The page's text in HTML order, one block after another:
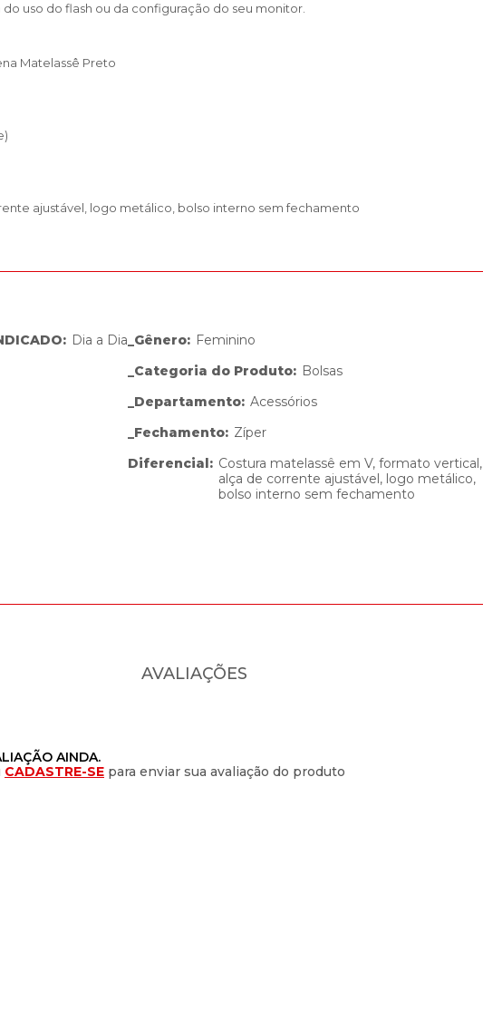
uso do flash ou da configuração do seu monitor.
Matelassê Preto
ajustável, logo metálico, bolso interno sem fechamento
: Dia a Dia _Gênero: Feminino
_Categoria do Produto: Bolsas
_Departamento: Acessórios
_Fechamento: Zíper
Diferencial: Costura matelassê em V, formato vertical,
alça de corrente ajustável, logo metálico,
bolso interno sem fechamento
AVALIAÇÕES
AINDA.
CADASTRE-SE para enviar sua avaliação do produto